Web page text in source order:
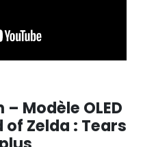
Modèle OLED
Zelda : Tears